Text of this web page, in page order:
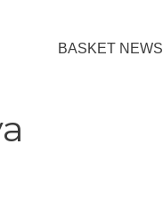
BASKET NEWS